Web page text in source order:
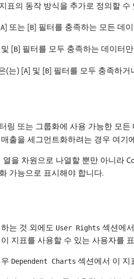
표의 동작 방식을 추가로 정의할 수
A] 또는 [B] 필터를 충족하는 모든 데
[B] 필터를 모두 충족하는 데이터
(는) [A] 및 [B] 필터를 모두 충족하거
링 또는 그룹화에 사용 가능한 모
출을 세그먼트화하려는 경우 여기
을 차원으로 나열할 뿐만 아니라
가능으로 표시해야 합니다.
는 것 외에도 User Rights 섹션에
지표를 사용할 수 있는 사용자를
Dependent Charts 섹션에서 이 지